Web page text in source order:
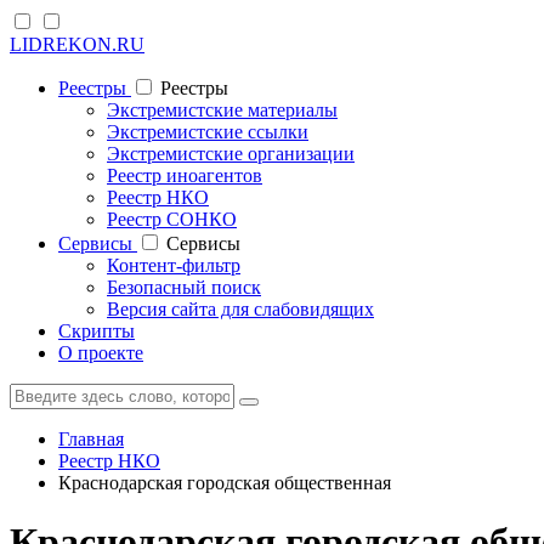
LIDREKON.RU
Реестры
Реестры
Экстремистские материалы
Экстремистские ссылки
Экстремистские организации
Реестр иноагентов
Реестр НКО
Реестр СОНКО
Cервисы
Cервисы
Контент-фильтр
Безопасный поиск
Версия сайта для слабовидящих
Скрипты
О проекте
Главная
Реестр НКО
Краснодарская городская общественная